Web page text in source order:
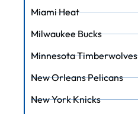
Miami Heat
Milwaukee Bucks
Minnesota Timberwolves
New Orleans Pelicans
New York Knicks